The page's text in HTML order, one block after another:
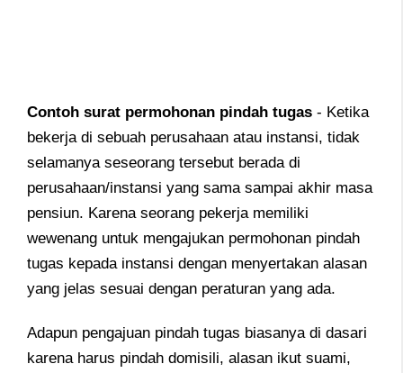
Contoh surat permohonan pindah tugas - Ketika
bekerja di sebuah perusahaan atau instansi, tidak
selamanya seseorang tersebut berada di
perusahaan/instansi yang sama sampai akhir masa
pensiun. Karena seorang pekerja memiliki
wewenang untuk mengajukan permohonan pindah
tugas kepada instansi dengan menyertakan alasan
yang jelas sesuai dengan peraturan yang ada.
Adapun pengajuan pindah tugas biasanya di dasari
karena harus pindah domisili, alasan ikut suami,